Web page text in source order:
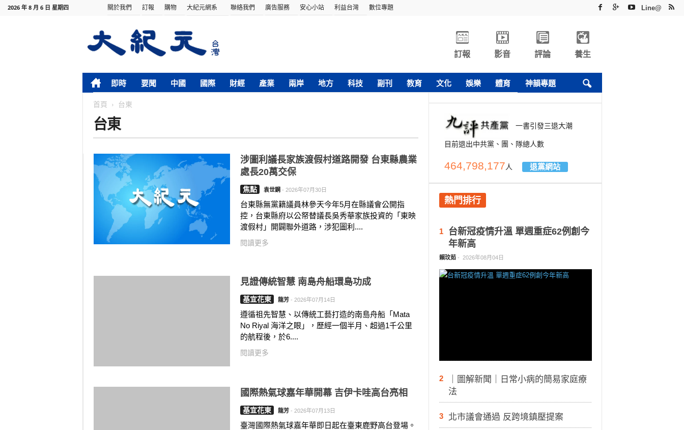
2026 年 8 月 6 日 星期四 關於我們 訂報 購物 大紀元網系 聯絡我們 廣告服務 安心小站 利益台灣 數位專題 Line@
訂報 影音 評論 養生
即時 要聞 中國 國際 財經 產業 兩岸 地方 科技 副刊 教育 文化 娛樂 體育 神韻專題
首頁 台東
台東
涉圖利議長家族渡假村道路開發 台東縣農業
處長20萬交保
焦點 袁世鋼 - 2026年07月30日
台東縣無黨籍議員林參天今年5月在縣議會公開指
控，台東縣府以公帑替議長吳秀華家族投資的「東映
渡假村」開闢聯外道路，涉犯圖利....
閱讀更多
見證傳統智慧 南島舟船環島功成
基宜花東 龍芳 - 2026年07月14日
遵循祖先智慧、以傳統工藝打造的南島舟船「Mata
No Riyal 海洋之眼」，歷經一個半月、超過1千公里
的航程後，於6....
閱讀更多
國際熱氣球嘉年華開幕 吉伊卡哇高台亮相
基宜花東 龍芳 - 2026年07月13日
臺灣國際熱氣球嘉年華即日起在臺東鹿野高台登場。
一書引發三退大潮
目前退出中共黨、團、隊總人數
464,798,177人 退黨網站
熱門排行
1
台新冠疫情升溫 單週重症62例創今
年新高
賴玟茹 - 2026年08月04日
2
｜圖解新聞｜日常小病的簡易家庭療
法
3 北市議會通過 反跨境鎮壓提案